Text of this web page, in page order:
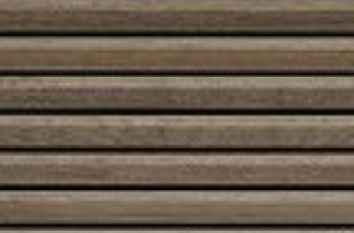
Lämmönsäilytysjärjestelmä
Savupiipun tiedot
Pakokaasun massavirta 6,3 g / s
Vähimmäisnopeus
nimellislämpöteholla
12 Pa
0,8 kertaa
nimellislämpöteho
10 Pa